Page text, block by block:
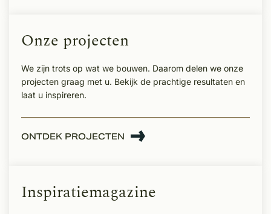
Onze projecten
We zijn trots op wat we bouwen. Daarom delen we onze
projecten graag met u. Bekijk de prachtige resultaten en
laat u inspireren.
ONTDEK PROJECTEN
Inspiratiemagazine